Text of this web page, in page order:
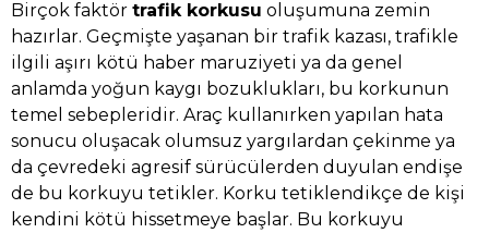
Birçok faktör trafik korkusu oluşumuna zemin
hazırlar. Geçmişte yaşanan bir trafik kazası, trafikle
ilgili aşırı kötü haber maruziyeti ya da genel
anlamda yoğun kaygı bozuklukları, bu korkunun
temel sebepleridir. Araç kullanırken yapılan hata
sonucu oluşacak olumsuz yargılardan çekinme ya
da çevredeki agresif sürücülerden duyulan endişe
de bu korkuyu tetikler. Korku tetiklendikçe de kişi
kendini kötü hissetmeye başlar. Bu korkuyu